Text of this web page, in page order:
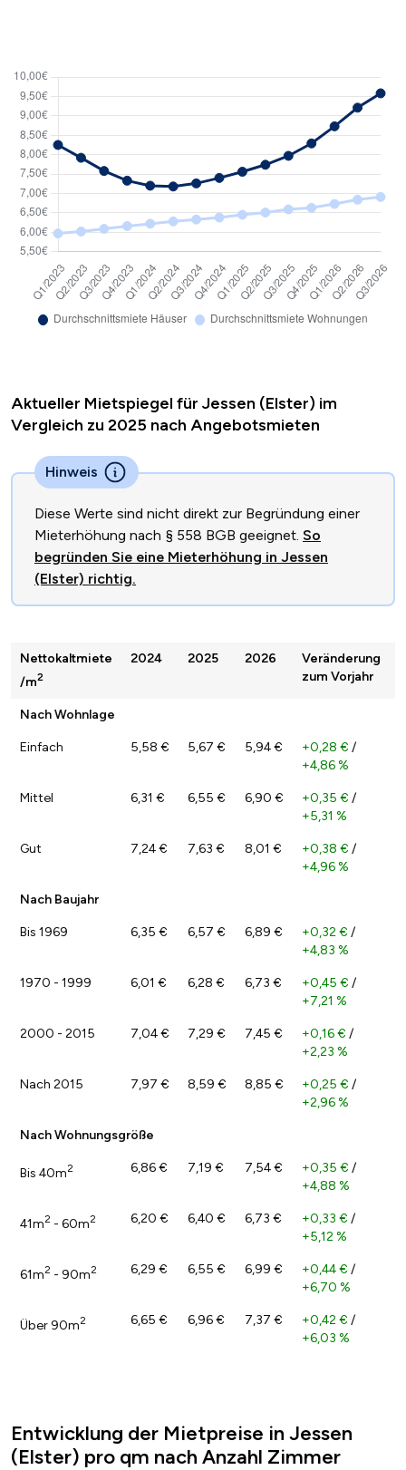
Aktueller Mietspiegel für Jessen (Elster) im
Vergleich zu 2025 nach Angebotsmieten
Hinweis
Diese Werte sind nicht direkt zur Begründung einer
Mieterhöhung nach § 558 BGB geeignet. So
begründen Sie eine Mieterhöhung in Jessen
(Elster) richtig.
Nettokaltmiete
/m2
2024 2025 2026
Veränderung
zum Vorjahr
Nach Wohnlage
Einfach 5,58 € 5,67 € 5,94 € +0,28 € /
+4,86 %
Mittel 6,31 € 6,55 € 6,90 € +0,35 € /
+5,31 %
Gut 7,24 € 7,63 € 8,01 € +0,38 € /
+4,96 %
Nach Baujahr
Bis 1969 6,35 € 6,57 € 6,89 € +0,32 € /
+4,83 %
1970 - 1999 6,01 € 6,28 € 6,73 € +0,45 € /
+7,21 %
2000 - 2015 7,04 € 7,29 € 7,45 € +0,16 € /
+2,23 %
Nach 2015 7,97 € 8,59 € 8,85 € +0,25 € /
+2,96 %
Nach Wohnungsgröße
Bis 40m2 6,86 € 7,19 € 7,54 € +0,35 € /
+4,88 %
41m2 - 60m2 6,20 € 6,40 € 6,73 € +0,33 € /
+5,12 %
61m2 - 90m2 6,29 € 6,55 € 6,99 € +0,44 € /
+6,70 %
Über 90m2 6,65 € 6,96 € 7,37 € +0,42 € /
+6,03 %
Entwicklung der Mietpreise in Jessen
(Elster) pro qm nach Anzahl Zimmer